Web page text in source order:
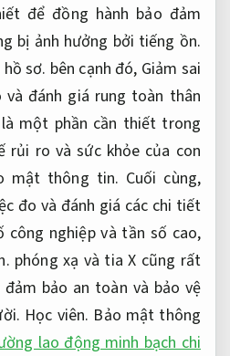
để đồng hành bảo đảm
bị ảnh hưởng bởi tiếng ồn.
sơ. bên cạnh đó, Giảm sai
và đánh giá rung toàn thân
một phần cần thiết trong
rủi ro và sức khỏe của con
mật thông tin. Cuối cùng,
đo và đánh giá các chi tiết
nghiệp và tần số cao,
phóng xạ và tia X cũng rất
bảo an toàn và bảo vệ
Học viên. Bảo mật thông
lao động minh bạch chi